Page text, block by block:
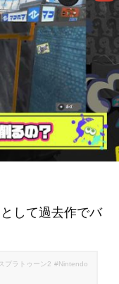
して過去作でバ
プラトゥーン2 #Nintendo